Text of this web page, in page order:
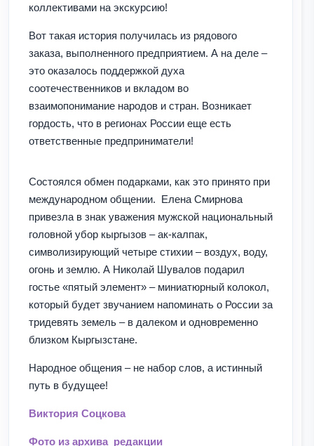
коллективами на экскурсию!
Вот такая история получилась из рядового
заказа, выполненного предприятием. А на деле –
это оказалось поддержкой духа
соотечественников и вкладом во
взаимопонимание народов и стран. Возникает
гордость, что в регионах России еще есть
ответственные предприниматели!
Состоялся обмен подарками, как это принято при
международном общении. Елена Смирнова
привезла в знак уважения мужской национальный
головной убор кыргызов – ак-калпак,
символизирующий четыре стихии – воздух, воду,
огонь и землю. А Николай Шувалов подарил
гостье «пятый элемент» – миниатюрный колокол,
который будет звучанием напоминать о России за
тридевять земель – в далеком и одновременно
близком Кыргызстане.
Народное общения – не набор слов, а истинный
путь в будущее!
Виктория Соцкова
Фото из архива редакции